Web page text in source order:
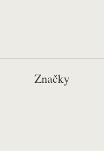
Značky